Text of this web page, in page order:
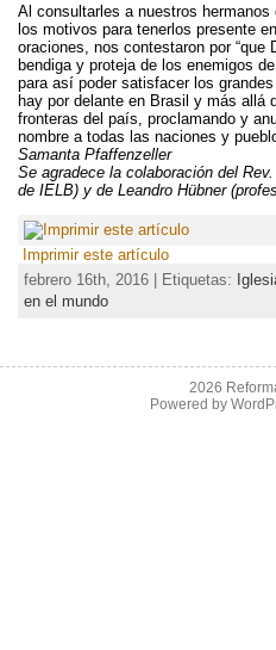
Al consultarles a nuestros hermanos
los motivos para tenerlos presente
oraciones, nos contestaron por “que
bendiga y proteja de los enemigos
para así poder satisfacer los
hay por delante en Brasil y más allá
fronteras del país, proclamando y
nombre a todas las naciones y
Samanta Pfaffenzeller
Se agradece la colaboración del
de IELB) y de Leandro Hübner
Imprimir este artículo
febrero 16th, 2016 | Etiquetas:
en el mundo
2026
Powered by